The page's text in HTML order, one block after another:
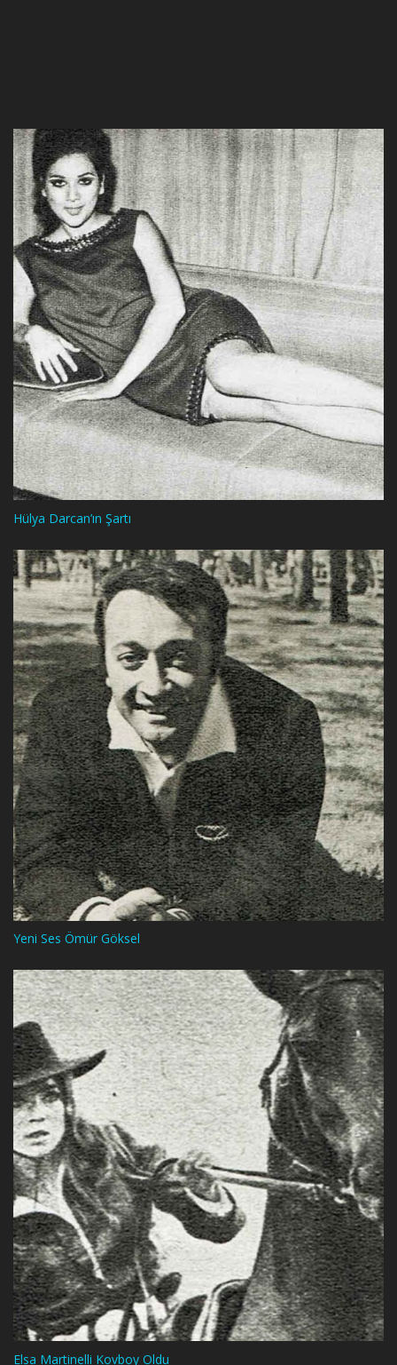
Hülya Darcan’ın Şartı
Yeni Ses Ömür Göksel
Elsa Martinelli Kovboy Oldu